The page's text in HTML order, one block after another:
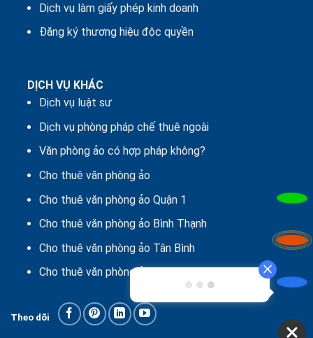
Dịch vụ làm giấy phép kinh doanh
Đăng ký thương hiệu độc quyền
DỊCH VỤ KHÁC
Dịch vụ luật sư
Dịch vụ phòng pháp chế thuê ngoài
Văn phòng ảo có hợp pháp không?
Cho thuê văn phòng ảo
Cho thuê văn phòng ảo Quận 1
Cho thuê văn phòng ảo Bình Thạnh
Cho thuê văn phòng ảo Tân Bình
Cho thuê văn phòng ảo Quận 12
Theo dõi